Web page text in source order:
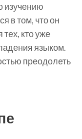
изучению
в том, что он
тех, кто уже
языком.
преодолеть